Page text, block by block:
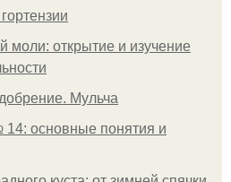
моли: открытие и изучение
Мульча
основные понятия и